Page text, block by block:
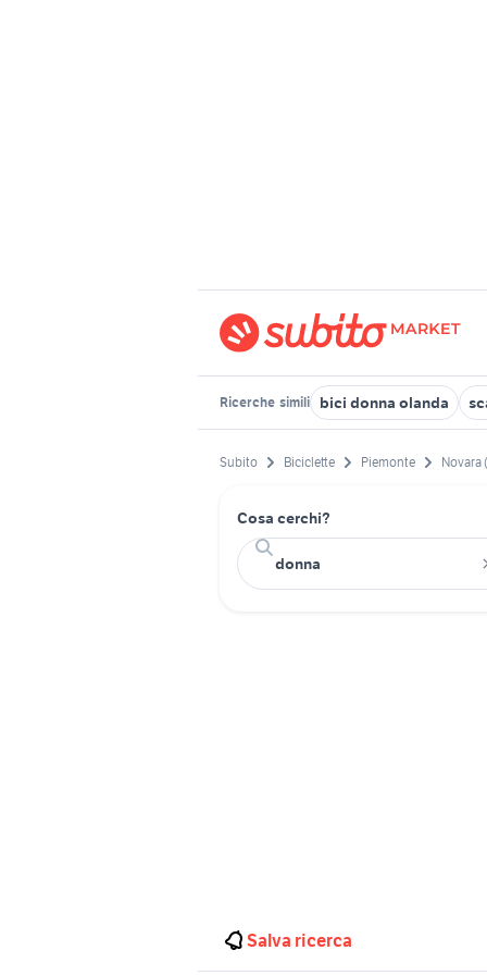
Ricerche simili bici donna olanda
Subito Biciclette Piemonte Novara
Cosa cerchi?
Salva ricerca